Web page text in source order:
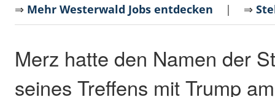
⇒ Mehr Westerwald Jobs entdecken | ⇒
Merz hatte den Namen der
seines Treffens mit Trump